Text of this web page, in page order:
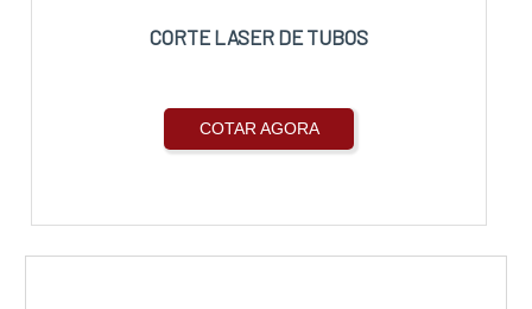
CORTE LASER DE TUBOS
COTAR AGORA